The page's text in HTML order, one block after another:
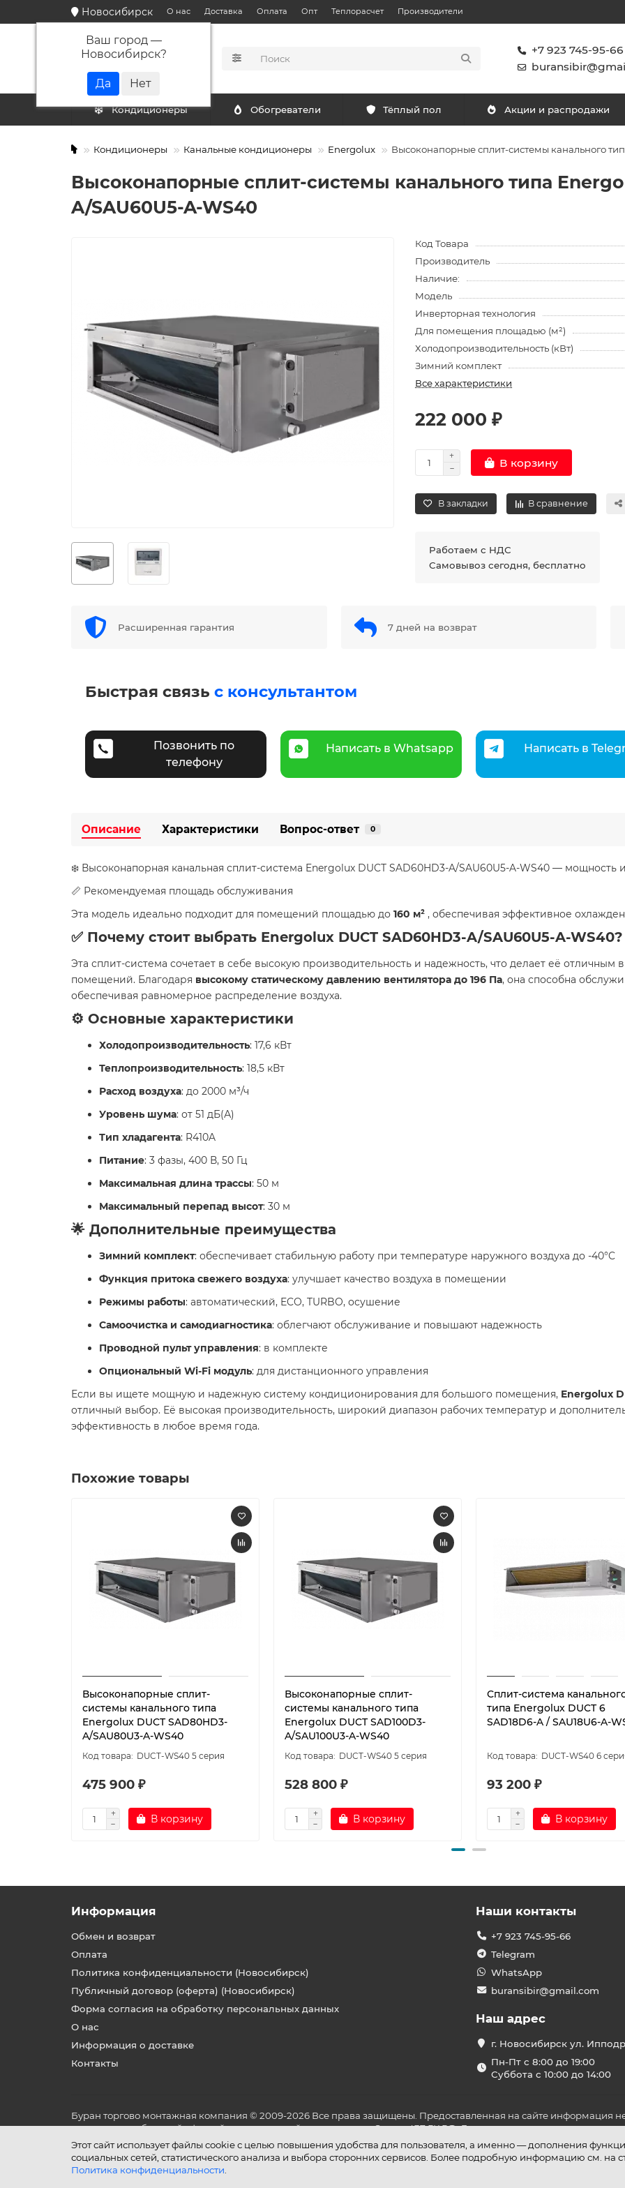
Новосибирск
Ваш город —
Новосибирск?
О нас Доставка Оплата Опт Теплорасчет Производители
КАТАЛОГ
+7 923 745-95-66
Кондиционеры Обогреватели Тёплый пол Акции и распродажи
Кондиционеры Канальные кондиционеры Energolux Высоконапорные сплит-системы канального
Высоконапорные сплит-системы канального типа
A/SAU60U5-A-WS40
Код Товара
Производитель
Наличие:
Модель
Инверторная технология
Для помещения площадью (м²)
Холодопроизводительность (кВт)
Зимний комплект
Все характеристики
222 000 ₽
В корзину
В закладки В сравнение
Работаем с НДС
Самовывоз сегодня, бесплатно
Расширенная гарантия 7 дней на возврат
Быстрая связь с консультантом
Позвонить по
телефону
Написать в Whatsapp Написать в
Описание Характеристики Вопрос-ответ 0
❄️ Высоконапорная канальная сплит-система Energolux DUCT SAD60HD3-A/SAU60U5-A-WS40 — мощность
📏 Рекомендуемая площадь обслуживания
Эта модель идеально подходит для помещений площадью до 160 м² , обеспечивая эффективное
✅ Почему стоит выбрать Energolux DUCT SAD60HD3-A/SAU60U5-A-WS40?
Эта сплит-система сочетает в себе высокую производительность и надежность, что делает её
помещений. Благодаря высокому статическому давлению вентилятора до 196 Па, она способна
обеспечивая равномерное распределение воздуха.
⚙️ Основные характеристики
Холодопроизводительность: 17,6 кВт
Теплопроизводительность: 18,5 кВт
Расход воздуха: до 2000 м³/ч
Уровень шума: от 51 дБ(А)
Тип хладагента: R410A
Питание: 3 фазы, 400 В, 50 Гц
Максимальная длина трассы: 50 м
Максимальный перепад высот: 30 м
🌟 Дополнительные преимущества
Зимний комплект: обеспечивает стабильную работу при температуре наружного воздуха до -40°C
Функция притока свежего воздуха: улучшает качество воздуха в помещении
Режимы работы: автоматический, ECO, TURBO, осушение
Самоочистка и самодиагностика: облегчают обслуживание и повышают надежность
Проводной пульт управления: в комплекте
Опциональный Wi-Fi модуль: для дистанционного управления
Если вы ищете мощную и надежную систему кондиционирования для большого помещения, Energolux
отличный выбор. Её высокая производительность, широкий диапазон рабочих температур и
эффективность в любое время года.
Похожие товары
Высоконапорные сплит-
системы канального типа
Energolux DUCT SAD80HD3-
A/SAU80U3-A-WS40
DUCT-WS40 5 серия
475 900 ₽
В корзину
Высоконапорные сплит-
системы канального типа
Energolux DUCT SAD100D3-
A/SAU100U3-A-WS40
DUCT-WS40 5 серия
528 800 ₽
В корзину
Сплит-система
типа Energolux DUCT 6
SAD18D6-A / SAU18U6-A-
DUCT-WS40 6
93 200 ₽
В корзину
Этот сайт использует файлы cookie с целью повышения удобства для пользователя, а именно — дополнения
социальных сетей, статистического анализа и выбора сторонних сервисов. Более подробную информацию см. на
Политика конфиденциальности
Информация
Обмен и возврат
Оплата
Политика конфиденциальности (Новосибирск)
Публичный договор (оферта) (Новосибирск)
Форма согласия на обработку персональных данных
О нас
Информация о доставке
Контакты
Наши контакты
+7 923 745-95-66
Telegram
WhatsApp
buransibir@gmail.com
Наш адрес
г. Новосибирск ул.
Пн-Пт с 8:00 до 19:00
Суббота с 10:00 до 14:00
Буран торгово монтажная компания © 2009-2026 Все права защищены. Предоставленная на сайте информация
не является публичной офертой, определяемой положениями Статьи 437 ГК РФ. До оплаты товара удостоверьтесь
и условиях его эксплуатации.